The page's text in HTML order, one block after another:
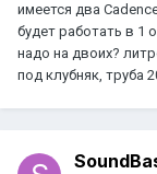
имеется два
будет работать в 1
надо на двоих?
под клубняк, труба